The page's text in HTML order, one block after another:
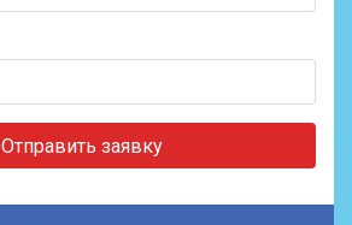
Отправить заявку